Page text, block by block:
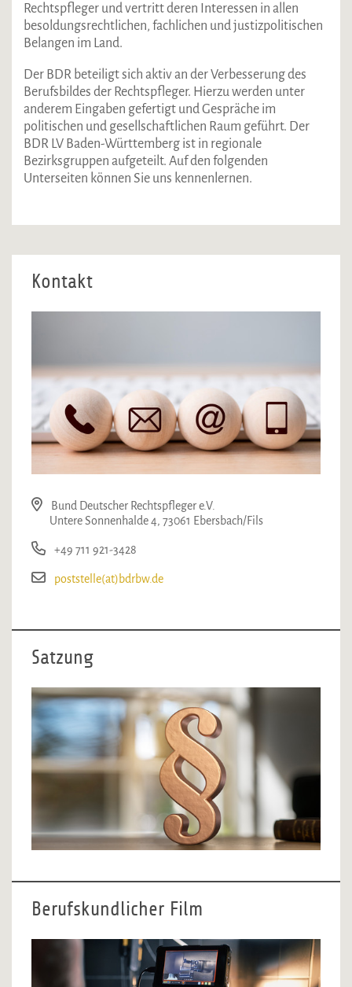
Rechtspfleger und vertritt deren Interessen in allen
besoldungsrechtlichen, fachlichen und justizpolitischen
Belangen im Land.
Der BDR beteiligt sich aktiv an der Verbesserung des
Berufsbildes der Rechtspfleger. Hierzu werden unter
anderem Eingaben gefertigt und Gespräche im
politischen und gesellschaftlichen Raum geführt. Der
BDR LV Baden-Württemberg ist in regionale
Bezirksgruppen aufgeteilt. Auf den folgenden
Unterseiten können Sie uns kennenlernen.
Kontakt
Bund Deutscher Rechtspfleger e.V.
Untere Sonnenhalde 4, 73061 Ebersbach/Fils
+49 711 921-3428
poststelle(at)bdrbw.de
Satzung
Berufskundlicher Film